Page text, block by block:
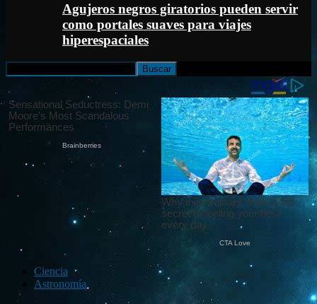
Agujeros negros giratorios pueden servir
como portales suaves para viajes
hiperespaciales
Ciencia
Astronomía